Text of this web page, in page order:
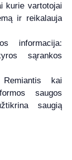
kurie vartotojai
ir reikalauja
informacija:
sąrankos
kai
saugos
saugią